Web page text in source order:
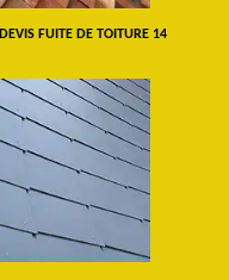
DEVIS FUITE DE TOITURE 14